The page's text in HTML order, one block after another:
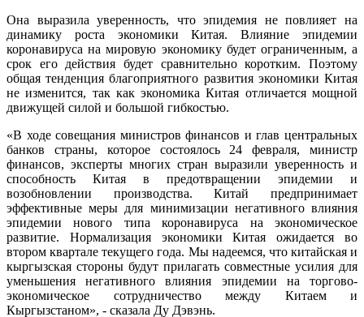
Она выразила уверенность, что эпидемия не повлияет на
динамику роста экономики Китая. Влияние эпидемии
коронавируса на мировую экономику будет ограниченным, а
срок его действия будет сравнительно коротким. Поэтому
общая тенденция благоприятного развития экономики Китая
не изменится, так как экономика Китая отличается мощной
движущей силой и большой гибкостью.
«В ходе совещания министров финансов и глав центральных
банков страны, которое состоялось 24 февраля, министр
финансов, эксперты многих стран выразили уверенность и
способность Китая в предотвращении эпидемии и
возобновлении производства. Китай предпринимает
эффективные меры для минимизации негативного влияния
эпидемии нового типа коронавируса на экономическое
развитие. Нормализация экономики Китая ожидается во
втором квартале текущего года. Мы надеемся, что китайская и
кыргызская стороны будут прилагать совместные усилия для
уменьшения негативного влияния эпидемии на торгово-
экономическое сотрудничество между Китаем и
Кыргызстаном», - сказала Ду Дэвэнь.